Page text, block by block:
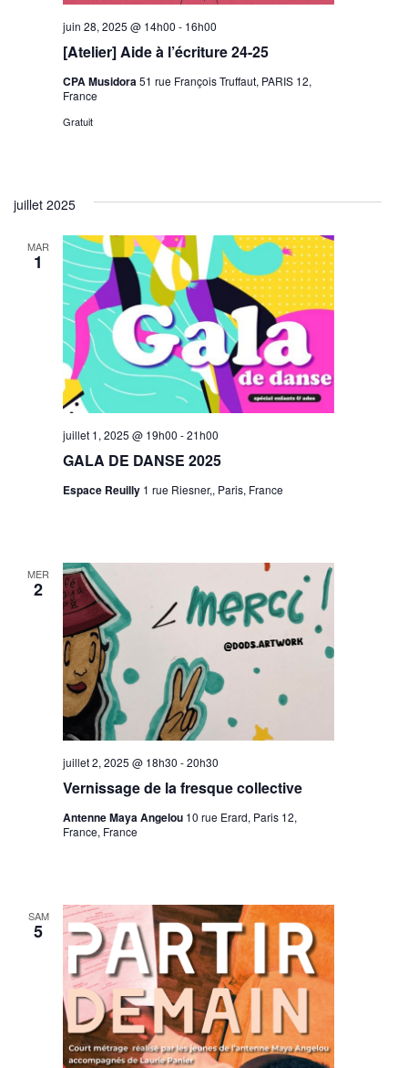
[Atelier] Aide à l’écriture 24-25
juin 28, 2025 @ 14h00 - 16h00
CPA Musidora51 rue François Truffaut, PARIS 12,
France
Gratuit
juillet 2025
MAR
1
GALA DE DANSE 2025
juillet 1, 2025 @ 19h00 -21h00
Espace Reuilly 1 rue Riesner,, Paris, France
MER
2
Vernissage de la fresque collective
juillet 2, 2025 @ 18h30 -20h30
Antenne Maya Angelou 10 rue Erard, Paris 12,
France, France
SAM
5